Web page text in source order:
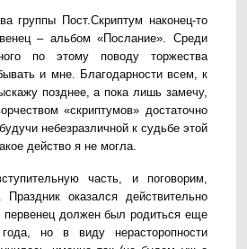
группы Пост.Скриптум наконец-то
– альбом «Послание». Среди
по этому поводу торжества
и мне. Благодарности всем, к
позднее, а пока лишь замечу,
«скриптумов» достаточно
небезразличной к судьбе этой
действо я не могла.
часть, и поговорим,
оказался действительно
должен был родиться еще
но в виду нерасторопности